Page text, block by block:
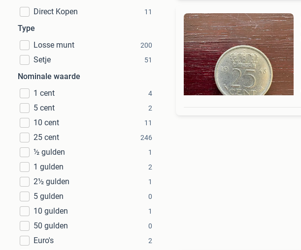
Direct Kopen
11
Type
Losse munt
200
Setje 51
Nominale waarde
1 cent
4
5 cent 2
10 cent 11
25 cent 246
½ gulden 1
1 gulden 2
2½ gulden 1
5 gulden 0
10 gulden 1
50 gulden 0
Euro's 2